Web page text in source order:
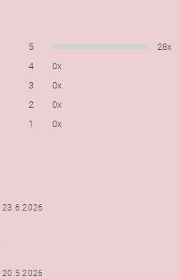
5
28x
4
0x
3
0x
2
0x
1
0x
23.6.2026
20.5.2026